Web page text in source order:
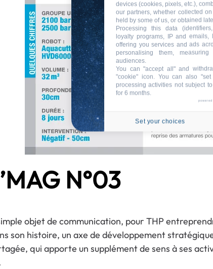
N°03
objet de communication, pour THP
son histoire, un axe de développement
qui apporte un supplément de sens à ses
devices (cookies, pixels, etc.),
our partners, whether collected
held by some of us, or obtained
Processing this data
loyalty programs, IP and
offering you services and ads
personalising them,
audiences.
You can "accept all" and
"cookie" icon. You can also "set
processing activities not subject
for 6 months.
powered
Set your choices